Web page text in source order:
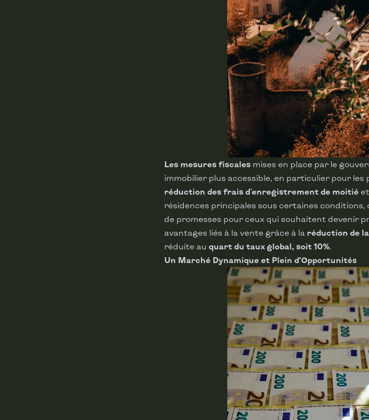
Les mesures fiscales mises en place par le
immobilier plus accessible, en particulier pour les
réduction des frais d'enregistrement de moitié
résidences principales sous certaines conditions,
de promesses pour ceux qui souhaitent devenir
avantages liés à la vente grâce à la réduction de
réduite au quart du taux global, soit 10%.
Un Marché Dynamique et Plein d’Opportunités